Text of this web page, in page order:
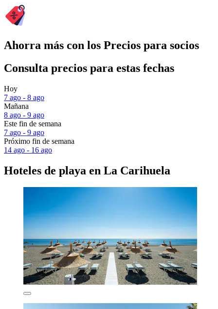
Ahorra más con los Precios para socios
Consulta precios para estas fechas
Hoy
7 ago - 8 ago
Mañana
8 ago - 9 ago
Este fin de semana
7 ago - 9 ago
Próximo fin de semana
14 ago - 16 ago
Hoteles de playa en La Carihuela